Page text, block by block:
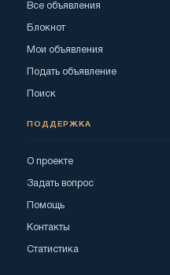
Все объявления
Блокнот
Мои объявления
Подать объявление
Поиск
ПОДДЕРЖКА
О проекте
Задать вопрос
Помощь
Контакты
Статистика